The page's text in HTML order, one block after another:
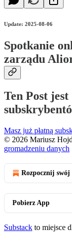
Update: 2025-08-06
Spotkanie
zarządu
Ten Post
Masz już płatną
© 2026 Mariusz
gromadzeniu danych
Rozpocznij swój
Pobierz App
Substack to miejsce